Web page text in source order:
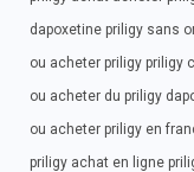
dapoxetine priligy sans
ou acheter priligy priligy
ou acheter du priligy
ou acheter priligy en
priligy achat en ligne